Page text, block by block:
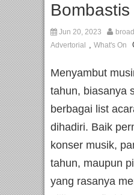
Bombastis
Jun 20, 2023
Advertorial
, What's On
Menyambut
tahun, biasanya
berbagai list
dihadiri. Baik
konser musik,
tahun, maupun
yang rasanya